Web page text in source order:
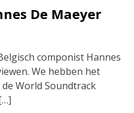
De Maeyer
componist Hannes
We hebben het
World Soundtrack